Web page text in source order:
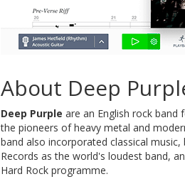
About Deep
Deep Purple are an English rock band
the pioneers of heavy metal and
band also incorporated classical
Records as the world's loudest band,
Hard Rock programme.